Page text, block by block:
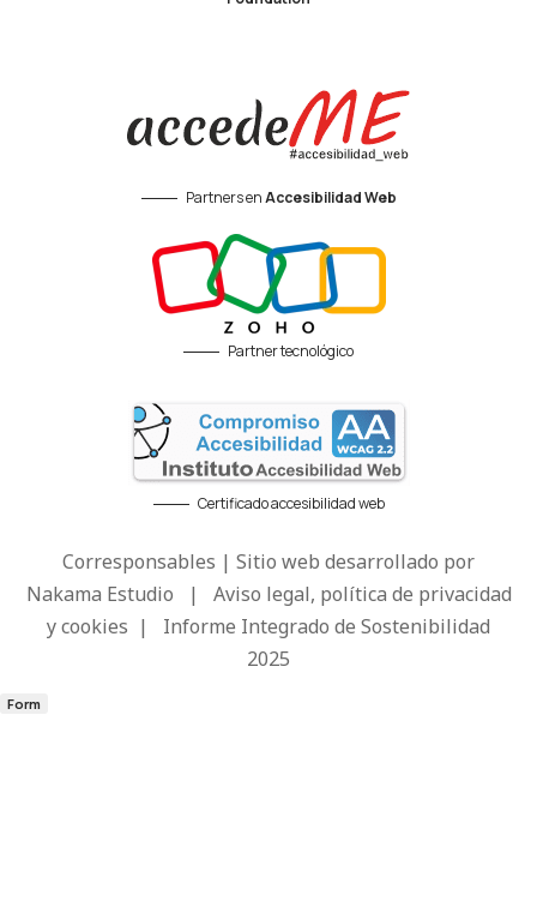
Partners enAccesibilidad Web
Partner tecnológico
Certificado accesibilidad web
Corresponsables | Sitio web desarrollado por
Nakama Estudio | Aviso legal, política de privacidad
y cookies | Informe Integrado de Sostenibilidad
2025
Form